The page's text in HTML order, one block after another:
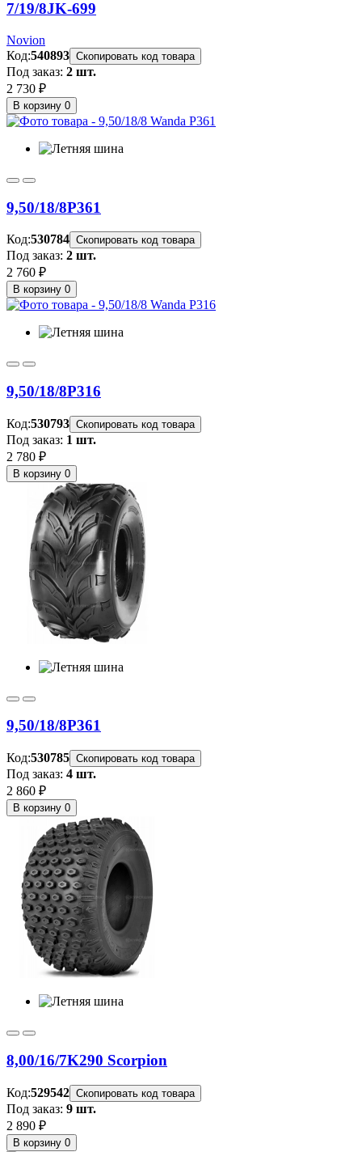
7/19/8JK-699
Novion
Код:540893 Скопировать код товара
Под заказ: 2 шт.
2 730 ₽
В корзину 0
9,50/18/8P361
Код:530784 Скопировать код товара
Под заказ: 2 шт.
2 760 ₽
В корзину 0
9,50/18/8P316
Код:530793 Скопировать код товара
Под заказ: 1 шт.
2 780 ₽
В корзину 0
9,50/18/8P361
Код:530785 Скопировать код товара
Под заказ: 4 шт.
2 860 ₽
В корзину 0
8,00/16/7K290 Scorpion
Код:529542 Скопировать код товара
Под заказ: 9 шт.
2 890 ₽
В корзину 0